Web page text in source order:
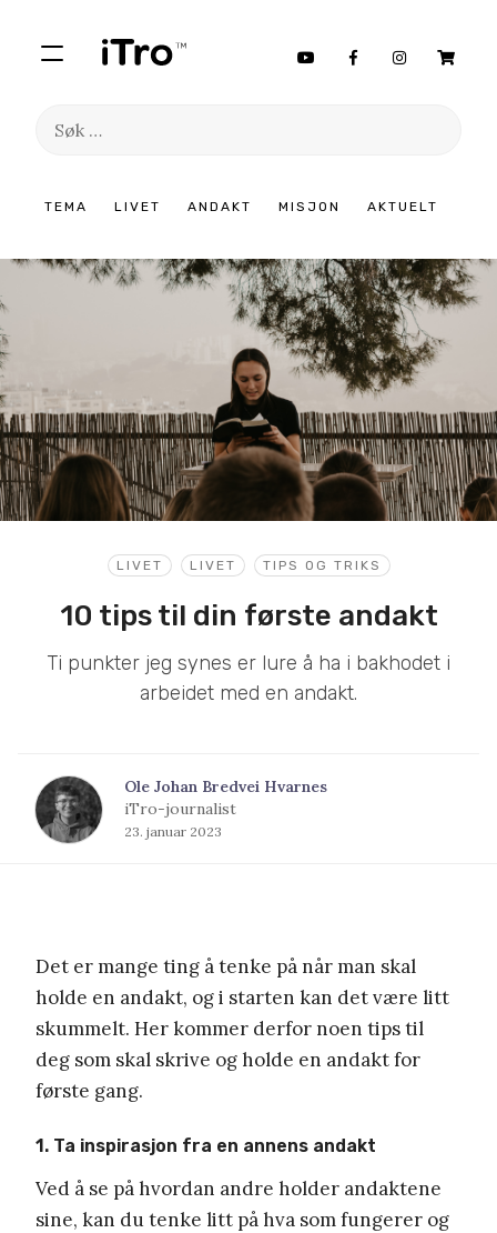
TEMA LIVET ANDAKT MISJON AKTUELT
Søk
innhold
LIVET LIVET TIPS OG TRIKS
10 tips til din første andakt
Ti punkter jeg synes er lure å ha i bakhodet i
arbeidet med en andakt.
Ole Johan Bredvei Hvarnes
iTro-journalist
23. januar 2023
Det er mange ting å tenke på når man skal
holde en andakt, og i starten kan det være litt
skummelt. Her kommer derfor noen tips til
deg som skal skrive og holde en andakt for
første gang.
1. Ta inspirasjon fra en annens andakt
Ved å se på hvordan andre holder andaktene
sine, kan du tenke litt på hva som fungerer og